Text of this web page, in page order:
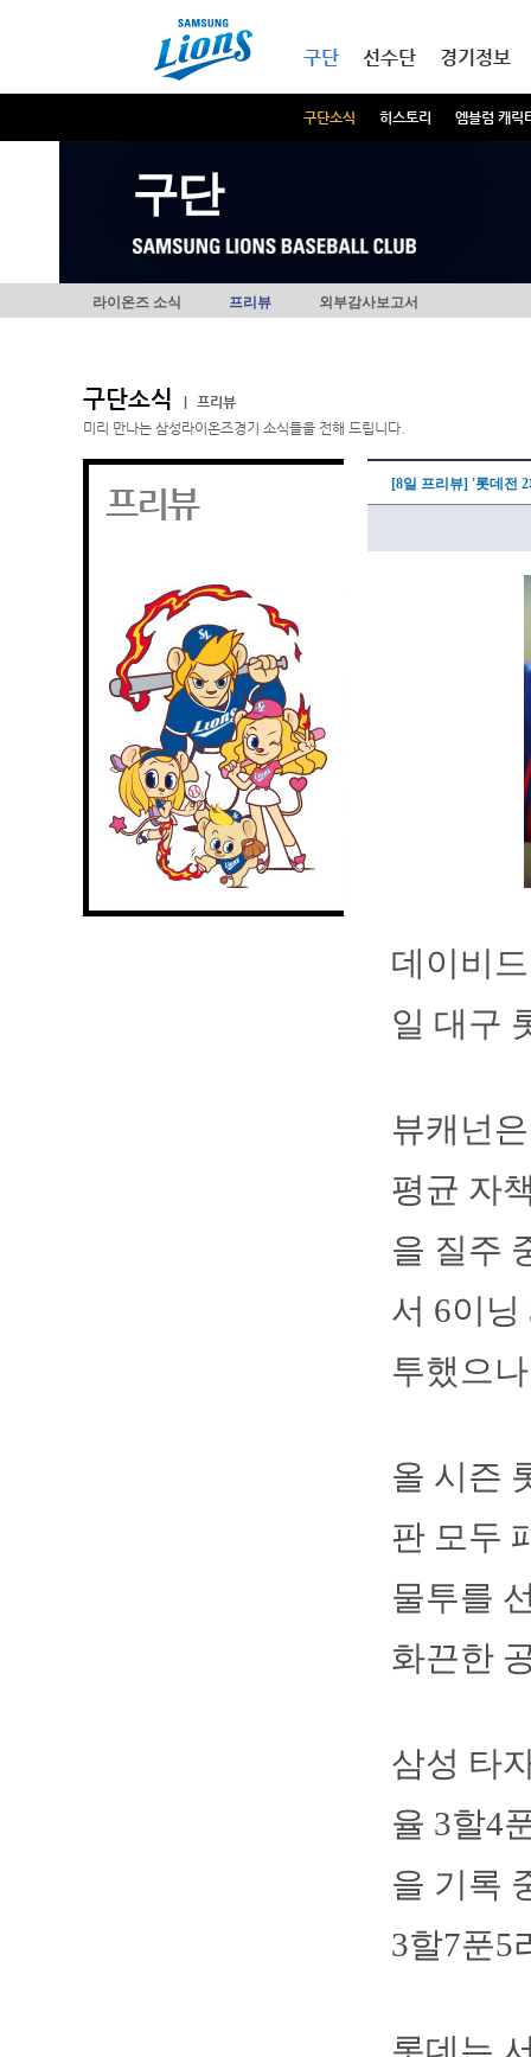
구단
구단소식 히스토리 엠블럼 캐릭
선수단 경기정보
구단
라이온즈 소식 프리뷰 외부감사보고서
구단소식
프리뷰
미리 만나는 삼성라이온즈경기 소식들을 전해 드립니다.
프리뷰 [8일 프리뷰] '롯데전
데이비
일 대구
뷰캐넌
평균 자
을 질주
서 6이
투했으
올 시즌
판 모두
물투를
화끈한
삼성 타
율 3할4
을 기록
3할7푼5